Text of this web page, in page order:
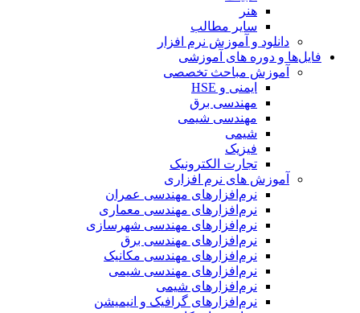
هنر
سایر مطالب
دانلود و آموزش نرم افزار
فایل‌ها و دوره های آموزشی
آموزش مباحث تخصصی
ایمنی و HSE
مهندسی برق
مهندسی شیمی
شیمی
فیزیک
تجارت الکترونیک
آموزش های نرم افزاری
نرم‌افزارهای مهندسی عمران
نرم‌افزارهای مهندسی معماری
نرم‌افزارهای مهندسی شهرسازی
نرم‌افزارهای مهندسی برق
نرم‌افزارهای مهندسی مکانیک
نرم‌افزارهای مهندسی شیمی
نرم‌افزارهای شیمی
نرم‌افزارهای گرافیک و انیمیشن